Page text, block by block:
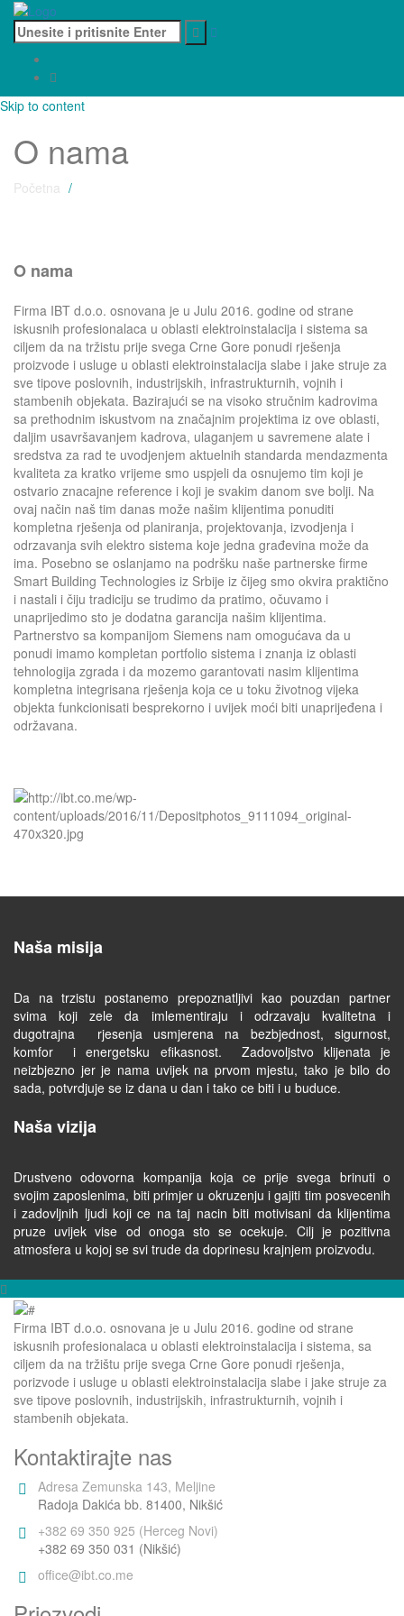
Skip to content
O nama
Početna
O nama
Firma IBT d.o.o. osnovana je u Julu 2016. godine od strane
iskusnih profesionalaca u oblasti elektroinstalacija i sistema sa
ciljem da na tržistu prije svega Crne Gore ponudi rješenja
proizvode i usluge u oblasti elektroinstalacija slabe i jake struje za
sve tipove poslovnih, industrijskih, infrastrukturnih, vojnih i
stambenih objekata. Bazirajući se na visoko stručnim kadrovima
sa prethodnim iskustvom na značajnim projektima iz ove oblasti,
daljim usavršavanjem kadrova, ulaganjem u savremene alate i
sredstva za rad te uvodjenjem aktuelnih standarda mendazmenta
kvaliteta za kratko vrijeme smo uspjeli da osnujemo tim koji je
ostvario znacajne reference i koji je svakim danom sve bolji. Na
ovaj način naš tim danas može našim klijentima ponuditi
kompletna rješenja od planiranja, projektovanja, izvodjenja i
odrzavanja svih elektro sistema koje jedna građevina može da
ima. Posebno se oslanjamo na podršku naše partnerske firme
Smart Building Technologies iz Srbije iz čijeg smo okvira praktično
i nastali i čiju tradiciju se trudimo da pratimo, očuvamo i
unaprijedimo sto je dodatna garancija našim klijentima.
Partnerstvo sa kompanijom Siemens nam omogućava da u
ponudi imamo kompletan portfolio sistema i znanja iz oblasti
tehnologija zgrada i da mozemo garantovati nasim klijentima
kompletna integrisana rješenja koja ce u toku životnog vijeka
objekta funkcionisati besprekorno i uvijek moći biti unaprijeđena i
održavana.
Naša misija
Da na trzistu postanemo prepoznatljivi kao pouzdan partner
svima koji zele da imlementiraju i odrzavaju kvalitetna i
dugotrajna rjesenja usmjerena na bezbjednost, sigurnost,
komfor i energetsku efikasnost. Zadovoljstvo klijenata je
neizbjezno jer je nama uvijek na prvom mjestu, tako je bilo do
sada, potvrdjuje se iz dana u dan i tako ce biti i u buduce.
Naša vizija
Drustveno odovorna kompanija koja ce prije svega brinuti o
svojim zaposlenima, biti primjer u okruzenju i gajiti tim posvecenih
i zadovljnih ljudi koji ce na taj nacin biti motivisani da klijentima
pruze uvijek vise od onoga sto se ocekuje. Cilj je pozitivna
atmosfera u kojoj se svi trude da doprinesu krajnjem proizvodu.
Firma IBT d.o.o. osnovana je u Julu 2016. godine od strane
iskusnih profesionalaca u oblasti elektroinstalacija i sistema, sa
ciljem da na tržištu prije svega Crne Gore ponudi rješenja,
porizvode i usluge u oblasti elektroinstalacija slabe i jake struje za
sve tipove poslovnih, industrijskih, infrastrukturnih, vojnih i
stambenih objekata.
Kontaktirajte nas
Adresa Zemunska 143, Meljine
Radoja Dakića bb. 81400, Nikšić
+382 69 350 925 (Herceg Novi)
+382 69 350 031 (Nikšić)
office@ibt.co.me